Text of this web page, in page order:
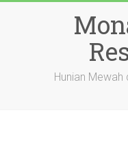
Hunian Mewah